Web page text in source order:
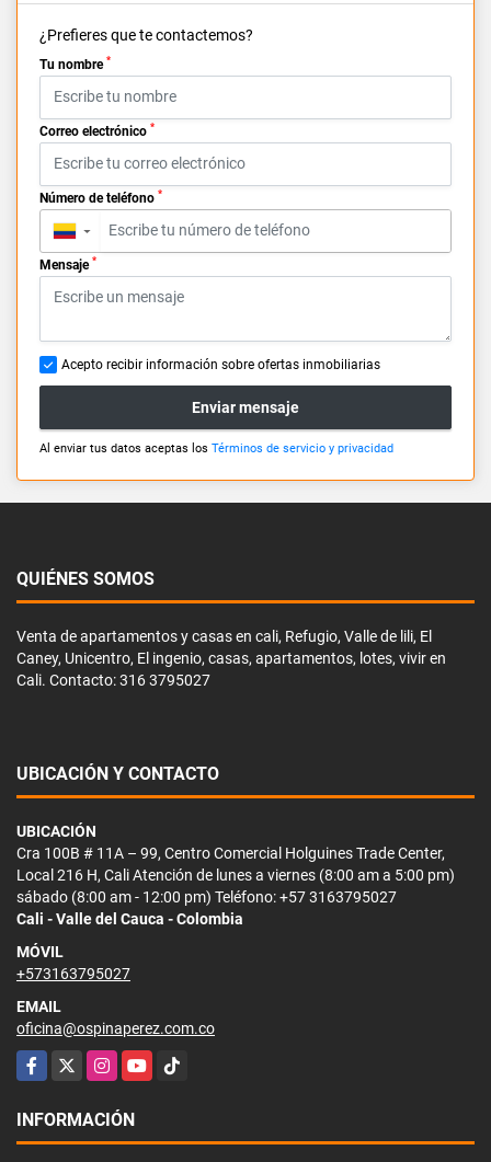
¿Prefieres que te contactemos?
Tu nombre *
Correo electrónico *
Número de teléfono *
▼
Mensaje *
Acepto recibir información sobre ofertas inmobiliarias
Enviar mensaje
Al enviar tus datos aceptas los Términos de servicio y privacidad
QUIÉNES SOMOS
Venta de apartamentos y casas en cali, Refugio, Valle de lili, El
Caney, Unicentro, El ingenio, casas, apartamentos, lotes, vivir en
Cali. Contacto: 316 3795027
UBICACIÓN Y CONTACTO
UBICACIÓN
Cra 100B # 11A – 99, Centro Comercial Holguines Trade Center,
Local 216 H, Cali Atención de lunes a viernes (8:00 am a 5:00 pm)
sábado (8:00 am - 12:00 pm) Teléfono: +57 3163795027
Cali - Valle del Cauca - Colombia
MÓVIL
+573163795027
EMAIL
oficina@ospinaperez.com.co
Facebook
X InstagramYouTubeTikTok
INFORMACIÓN